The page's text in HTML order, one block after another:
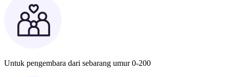
Untuk pengembara dari sebarang umur 0-200